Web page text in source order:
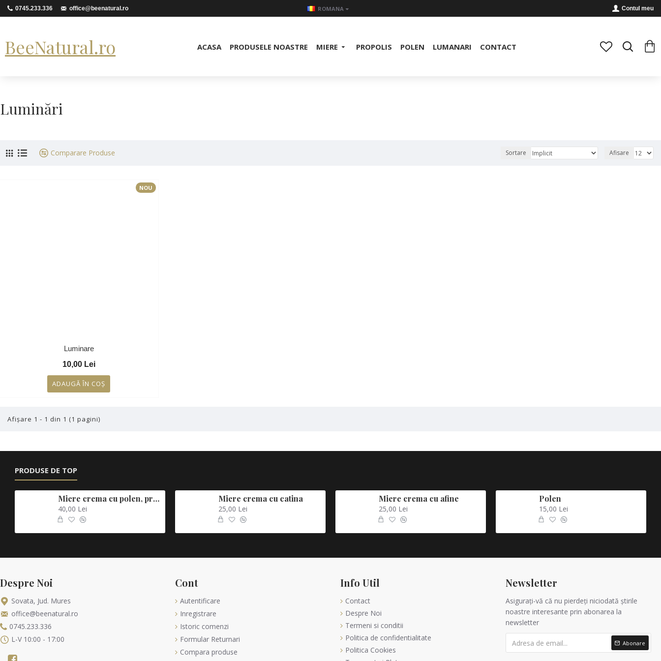
0745.233.336 office@beenatural.ro ROMANA Contul meu
BeeNatural.ro ACASA PRODUSELE NOASTRE MIERE PROPOLIS POLEN LUMANARI CONTACT
Luminări
Comparare Produse Sortare Afisare
NOU
Luminare
10,00 Lei
ADAUGĂ ÎN COŞ
Afişare 1 - 1 din 1 (1 pagini)
PRODUSE DE TOP
Miere crema cu polen, propolis, laptisor de matca si catina
40,00 Lei
Miere crema cu catina
25,00 Lei
Miere crema cu afine
25,00 Lei
Polen
15,00 Lei
Despre Noi
Sovata, Jud. Mures
office@beenatural.ro
0745.233.336
L-V 10:00 - 17:00
Cont
Autentificare
Inregistrare
Istoric comenzi
Formular Returnari
Compara produse
Info Util
Contact
Despre Noi
Termeni si conditii
Politica de confidentialitate
Politica Cookies
Newsletter
Asigurați-vă că nu pierdeți niciodată știrile
noastre interesante prin abonarea la
newsletter
Abonare